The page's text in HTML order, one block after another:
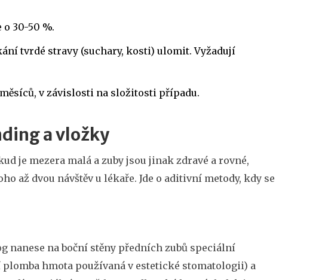
30-50 %.
tvrdé stravy (suchary, kosti) ulomit. Vyžadují
v závislosti na složitosti případu.
a vložky
je mezera malá a zuby jsou jinak zdravé a rovné,
až dvou návštěv u lékaře. Jde o aditivní metody, kdy se
nanese na boční stěny předních zubů speciální
hmota používaná v estetické stomatologii) a